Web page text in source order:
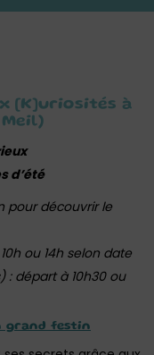
[K]uriosités à
Meil)
d’été
pour découvrir le
ou 14h selon date
: départ à 10h30 ou
grand festin